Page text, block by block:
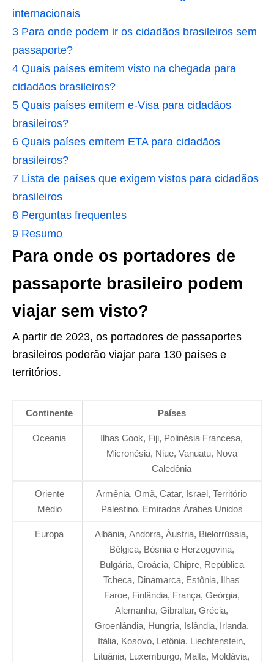
internacionais
3 Para onde podem ir os cidadãos brasileiros sem
passaporte?
4 Quais países emitem visto na chegada para
cidadãos brasileiros?
5 Quais países emitem e-Visa para cidadãos
brasileiros?
6 Quais países emitem ETA para cidadãos
brasileiros?
7 Lista de países que exigem vistos para cidadãos
brasileiros
8 Perguntas frequentes
9 Resumo
Para onde os portadores de
passaporte brasileiro podem
viajar sem visto?
A partir de 2023, os portadores de passaportes
brasileiros poderão viajar para 130 países e
territórios.
Continente Países
Oceania
Ilhas Cook, Fiji, Polinésia Francesa,
Micronésia, Niue, Vanuatu, Nova
Caledônia
Oriente
Médio
Armênia, Omã, Catar, Israel, Território
Palestino, Emirados Árabes Unidos
Europa
Albânia, Andorra, Áustria, Bielorrússia,
Bélgica, Bósnia e Herzegovina,
Bulgária, Croácia, Chipre, República
Tcheca, Dinamarca, Estônia, Ilhas
Faroe, Finlândia, França, Geórgia,
Alemanha, Gibraltar, Grécia,
Groenlândia, Hungria, Islândia, Irlanda,
Itália, Kosovo, Letônia, Liechtenstein,
Lituânia, Luxemburgo, Malta, Moldávia,